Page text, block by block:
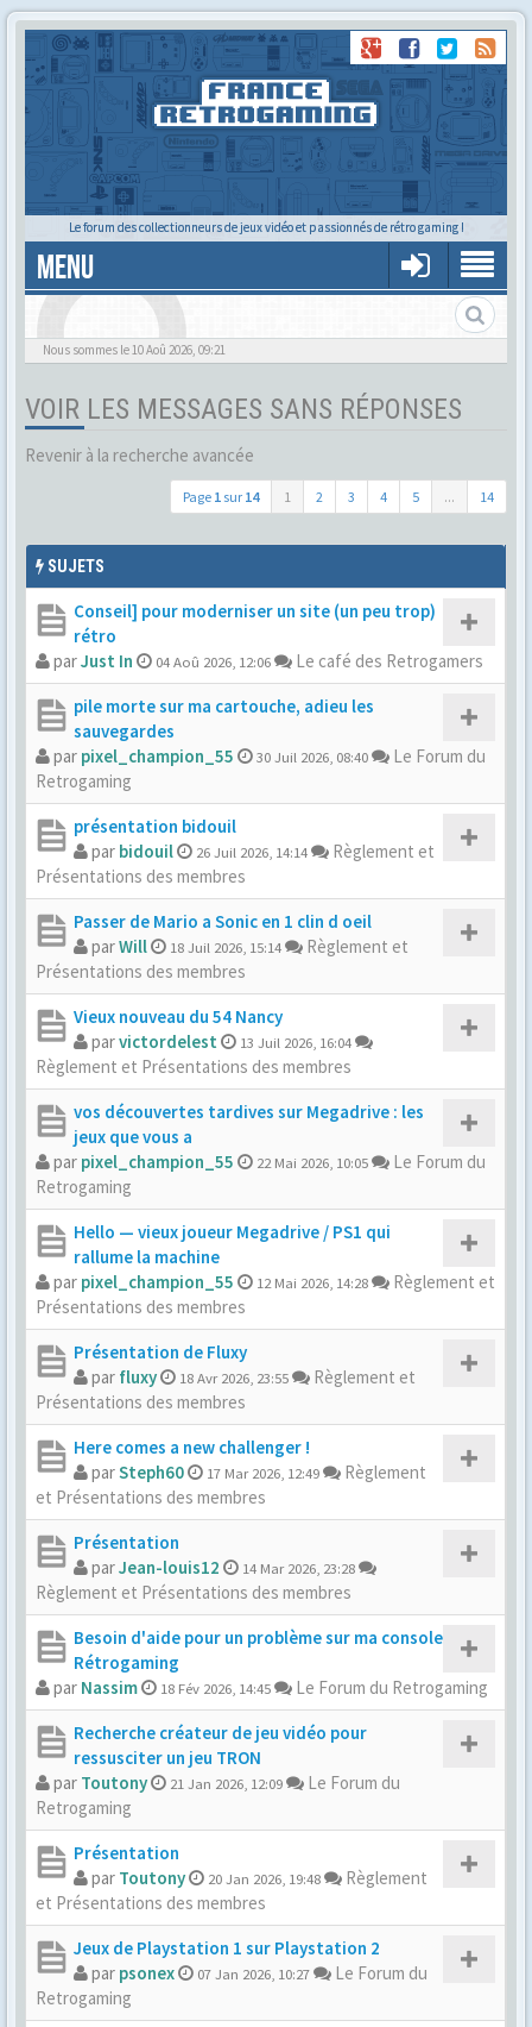
Le forum des collectionneurs de jeux vidéo et passionnés de rétro gaming !
MENU
Alors tu trouves ?
Nous sommes le 10 Aoû 2026, 09:21
VOIR LES MESSAGES SANS RÉPONSES
Revenir à la recherche avancée
Page 1 sur 14 1 2 3 4 5 ... 14
SUJETS
Conseil] pour moderniser un site (un peu trop)
rétro
parJust In 04 Aoû 2026, 12:06
Le café des Retrogamers
pile morte sur ma cartouche, adieu les
sauvegardes
par pixel_champion_55 30 Juil 2026, 08:40
Le Forum du
Retrogaming
présentation bidouil
par bidouil 26 Juil 2026, 14:14
Règlement et
Présentations des membres
Passer de Mario a Sonic en 1 clin d oeil
parWill 18 Juil 2026, 15:14
Règlement et
Présentations des membres
Vieux nouveau du 54 Nancy
parvictordelest 13 Juil 2026, 16:04
Règlement et Présentations des membres
vos découvertes tardives sur Megadrive : les
jeux que vous a
par pixel_champion_55 22 Mai 2026, 10:05
Le Forum du
Retrogaming
Hello — vieux joueur Megadrive / PS1 qui
rallume la machine
par pixel_champion_55 12 Mai 2026, 14:28
Règlement et
Présentations des membres
Présentation de Fluxy
par fluxy 18 Avr 2026, 23:55
Règlement et
Présentations des membres
Here comes a new challenger !
parSteph60 17 Mar 2026, 12:49
Règlement
et Présentations des membres
Présentation
parJean-louis12 14 Mar 2026, 23:28
Règlement et Présentations des membres
Besoin d'aide pour un problème sur ma console
Rétrogaming
par Nassim 18 Fév 2026, 14:45
Le Forum du Retrogaming
Recherche créateur de jeu vidéo pour
ressusciter un jeu TRON
par Toutony 21 Jan 2026, 12:09
Le Forum du
Retrogaming
Présentation
par Toutony 20 Jan 2026, 19:48
Règlement
et Présentations des membres
Jeux de Playstation 1 sur Playstation 2
par psonex 07 Jan 2026, 10:27
Le Forum du
Retrogaming